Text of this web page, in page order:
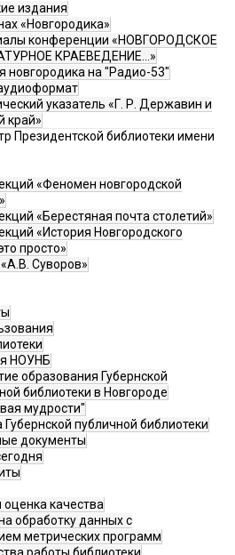
издания
«Новгородика»
конференции «НОВГОРОДСКОЕ
КРАЕВЕДЕНИЕ...»
новгородика на "Радио-53"
указатель «Г. Р. Державин и
край»
Президентской библиотеки имени
«Феномен новгородской
«Берестяная почта столетий»
«История Новгородского
просто»
Суворов»
НОУНБ
образования Губернской
библиотеки в Новгороде
мудрости"
публичной библиотеки
документы
качества
обработку данных с
метрических программ